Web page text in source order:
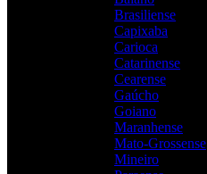
Brasiliense
Capixaba
Carioca
Catarinense
Cearense
Gaúcho
Goiano
Maranhense
Mato-Grossense
Mineiro